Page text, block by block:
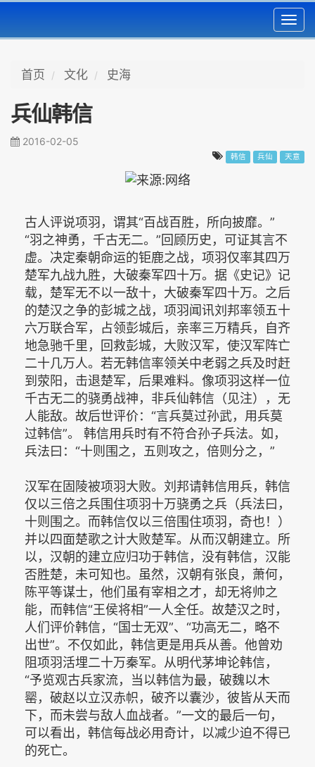
首页 文化 史海
兵仙韩信
2016-02-05
韩信 兵仙 天意
古人评说项羽，谓其“百战百胜，所向披靡。”
“羽之神勇，千古无二。”回顾历史，可证其言不
虚。决定秦朝命运的钜鹿之战，项羽仅率其四万
楚军九战九胜，大破秦军四十万。据《史记》记
载，楚军无不以一敌十，大破秦军四十万。之后
的楚汉之争的彭城之战，项羽闻讯刘邦率领五十
六万联合军，占领彭城后，亲率三万精兵，自齐
地急驰千里，回救彭城，大败汉军，使汉军阵亡
二十几万人。若无韩信率领关中老弱之兵及时赶
到荥阳，击退楚军，后果难料。像项羽这样一位
千古无二的骁勇战神，非兵仙韩信（见注），无
人能敌。故后世评价：“言兵莫过孙武，用兵莫
过韩信”。 韩信用兵时有不符合孙子兵法。如，
兵法曰：“十则围之，五则攻之，倍则分之，”
汉军在固陵被项羽大败。刘邦请韩信用兵，韩信
仅以三倍之兵围住项羽十万骁勇之兵（兵法曰，
十则围之。而韩信仅以三倍围住项羽，奇也！）
并以四面楚歌之计大败楚军。从而汉朝建立。所
以，汉朝的建立应归功于韩信，没有韩信，汉能
否胜楚，未可知也。虽然，汉朝有张良，萧何，
陈平等谋士，他们虽有宰相之才，却无将帅之
能，而韩信“王侯将相”一人全任。故楚汉之时，
人们评价韩信，“国士无双”、“功高无二，略不
出世”。不仅如此，韩信更是用兵从善。他曾劝
阻项羽活埋二十万秦军。从明代茅坤论韩信，
“予览观古兵家流，当以韩信为最，破魏以木
罂，破赵以立汉赤帜，破齐以囊沙，彼皆从天而
下，而未尝与敌人血战者。”一文的最后一句，
可以看出，韩信每战必用奇计，以减少迫不得已
的死亡。